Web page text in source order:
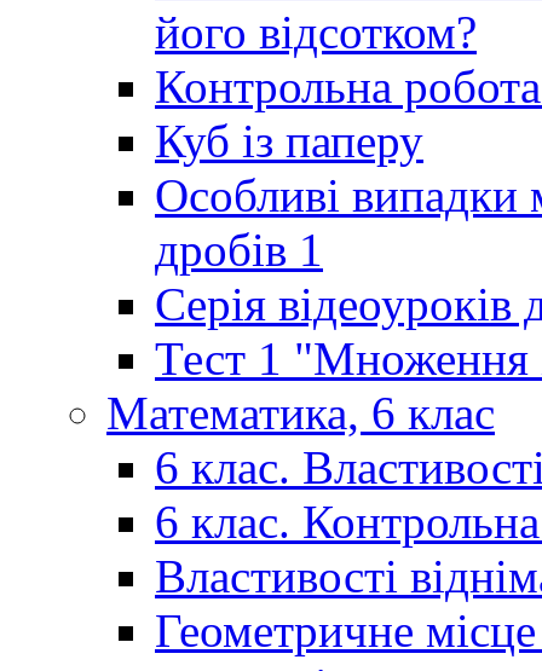
його відсотком?
Контрольна
Куб із паперу
Особливі випадки
дробів 1
Серія відеоуроків
Тест 1 "Множення
Математика, 6 клас
6 клас.
6 клас.
Властивості
Геометричне